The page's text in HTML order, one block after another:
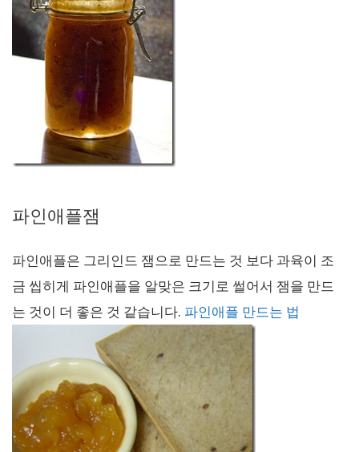
파인애플잼
파인애플은 그리인드 잼으로 만드는 것 보다 과육이 조
금 씹히게 파인애플을 알맞은 크기로 썰어서 잼을 만드
는 것이 더 좋은 것 같습니다. 파인애플 만드는 법